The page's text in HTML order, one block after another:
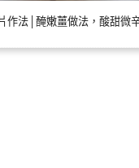
作法│醃嫩薑做法，酸甜微